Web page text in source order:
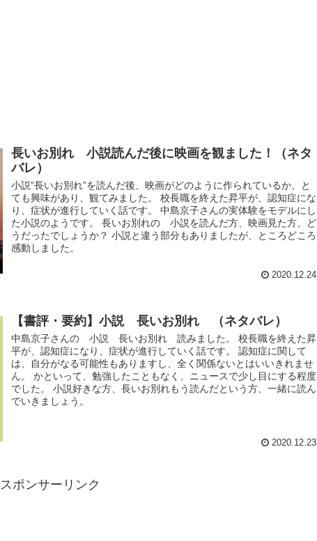
長いお別れ 小説読んだ後に映画を観ました！（ネタ
バレ）
小説”長いお別れ”を読んだ後、映画がどのように作られているか、と
ても興味があり、観てみました。 校長職を終えた昇平が、認知症にな
り、症状が進行していく話です。 中島京子さんの実体験をモデルにし
た小説のようです。 長いお別れの 小説を読んだ方、映画見た方、ど
うだったでしょうか？ 小説と違う部分もありましたが、ところどころ
感動しました。
2020.12.24
【書評・要約】小説 長いお別れ （ネタバレ）
中島京子さんの 小説 長いお別れ 読みました。 校長職を終えた昇
平が、認知症になり、症状が進行していく話です。 認知症に関して
は、自分がなる可能性もありますし、全く関係ないとはいいきれませ
ん。 かといって、勉強したこともなく、ニュースで少し目にする程度
でした。 小説好きな方、長いお別れもう読んだという方、一緒に読ん
でいきましょう。
2020.12.23
スポンサーリンク